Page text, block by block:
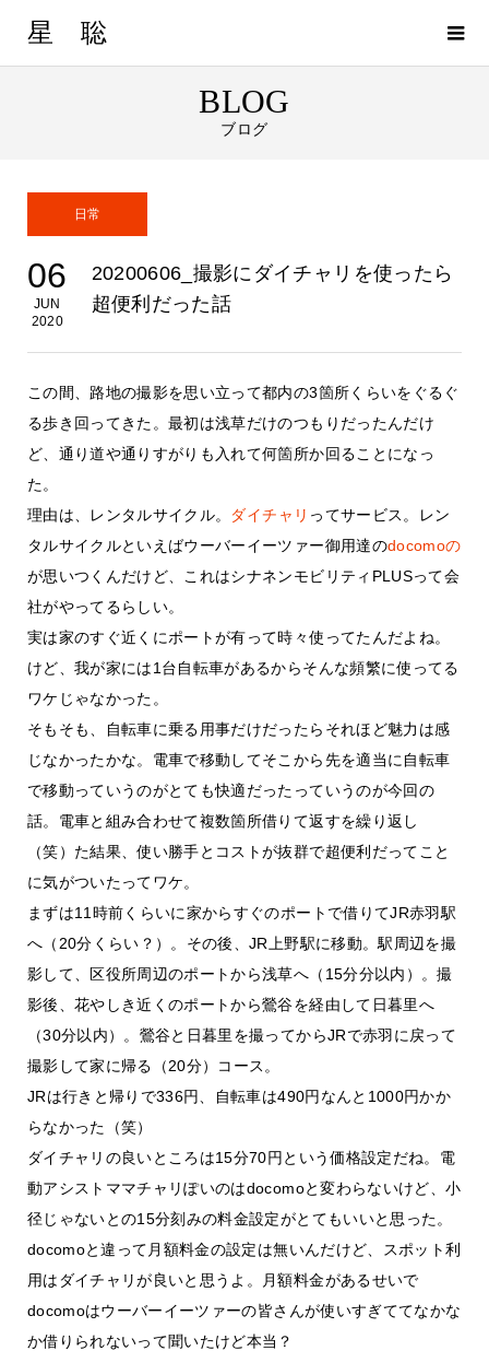
星 聡
BLOG
ブログ
日常
06
JUN
2020
20200606_撮影にダイチャリを使ったら
超便利だった話
この間、路地の撮影を思い立って都内の3箇所くらいをぐるぐ
る歩き回ってきた。最初は浅草だけのつもりだったんだけ
ど、通り道や通りすがりも入れて何箇所か回ることになっ
た。
理由は、レンタルサイクル。 ダイチャリ ってサービス。レン
タルサイクルといえばウーバーイーツァー御用達のdocomoの
が思いつくんだけど、これはシナネンモビリティPLUSって会
社がやってるらしい。
実は家のすぐ近くにポートが有って時々使ってたんだよね。
けど、我が家には1台自転車があるからそんな頻繁に使ってる
ワケじゃなかった。
そもそも、自転車に乗る用事だけだったらそれほど魅力は感
じなかったかな。電車で移動してそこから先を適当に自転車
で移動っていうのがとても快適だったっていうのが今回の
話。電車と組み合わせて複数箇所借りて返すを繰り返し
（笑）た結果、使い勝手とコストが抜群で超便利だってこと
に気がついたってワケ。
まずは11時前くらいに家からすぐのポートで借りてJR赤羽駅
へ（20分くらい？）。その後、JR上野駅に移動。駅周辺を撮
影して、区役所周辺のポートから浅草へ（15分分以内）。撮
影後、花やしき近くのポートから鶯谷を経由して日暮里へ
（30分以内）。鶯谷と日暮里を撮ってからJRで赤羽に戻って
撮影して家に帰る（20分）コース。
JRは行きと帰りで336円、自転車は490円なんと1000円かか
らなかった（笑）
ダイチャリの良いところは15分70円という価格設定だね。電
動アシストママチャリぽいのはdocomoと変わらないけど、小
径じゃないとの15分刻みの料金設定がとてもいいと思った。
docomoと違って月額料金の設定は無いんだけど、スポット利
用はダイチャリが良いと思うよ。月額料金があるせいで
docomoはウーバーイーツァーの皆さんが使いすぎててなかな
か借りられないって聞いたけど本当？